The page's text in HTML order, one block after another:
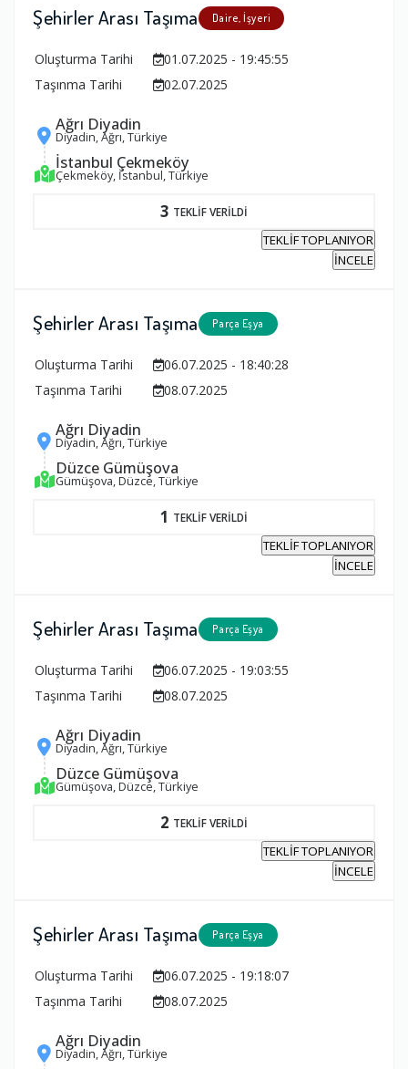
Şehirler Arası Taşıma Daire, İşyeri
Oluşturma Tarihi
01.07.2025 - 19:45:55
Taşınma Tarihi
02.07.2025
Ağrı Diyadin
Diyadin, Ağrı, Türkiye
İstanbul Çekmeköy
Çekmeköy, İstanbul, Türkiye
3 TEKLİF VERİLDİ
TEKLİF TOPLANIYOR
İNCELE
Şehirler Arası Taşıma Parça Eşya
Oluşturma Tarihi
06.07.2025 - 18:40:28
Taşınma Tarihi
08.07.2025
Ağrı Diyadin
Diyadin, Ağrı, Türkiye
Düzce Gümüşova
Gümüşova, Düzce, Türkiye
1 TEKLİF VERİLDİ
TEKLİF TOPLANIYOR
İNCELE
Şehirler Arası Taşıma Parça Eşya
Oluşturma Tarihi
06.07.2025 - 19:03:55
Taşınma Tarihi
08.07.2025
Ağrı Diyadin
Diyadin, Ağrı, Türkiye
Düzce Gümüşova
Gümüşova, Düzce, Türkiye
2 TEKLİF VERİLDİ
TEKLİF TOPLANIYOR
İNCELE
Şehirler Arası Taşıma Parça Eşya
Oluşturma Tarihi
06.07.2025 - 19:18:07
Taşınma Tarihi
08.07.2025
Ağrı Diyadin
Diyadin, Ağrı, Türkiye